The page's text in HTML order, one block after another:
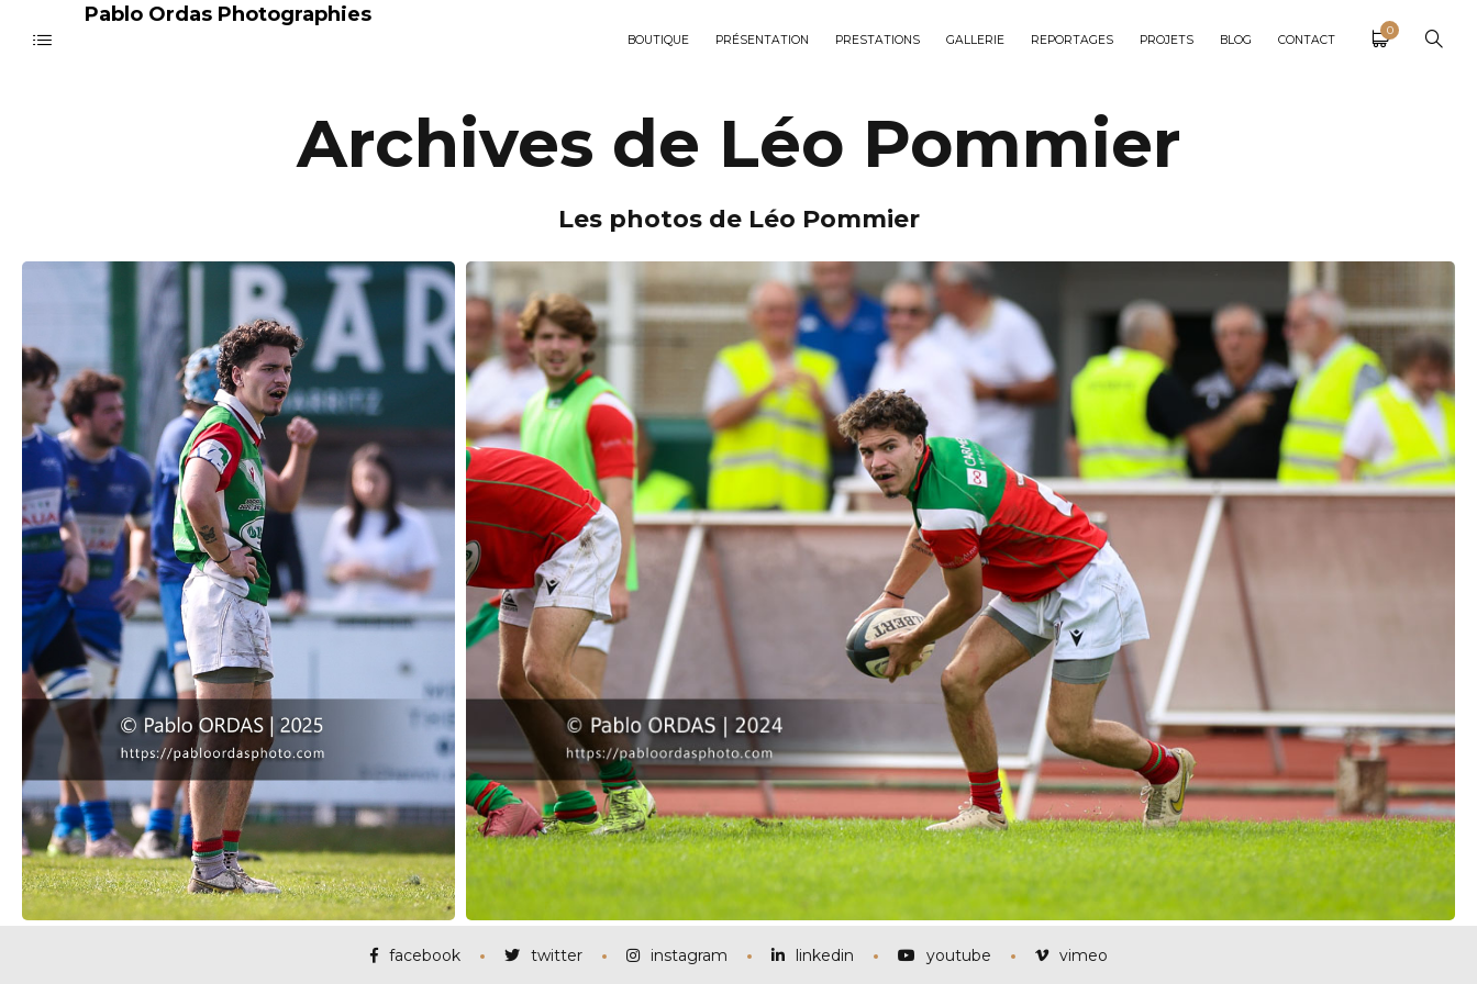
Pablo Ordas Photographies
BOUTIQUE PRÉSENTATION PRESTATIONS GALLERIE REPORTAGES PROJETS BLOG CONTACT
0
Archives de Léo Pommier
Les photos de Léo Pommier
facebook twitter instagram linkedin youtube vimeo